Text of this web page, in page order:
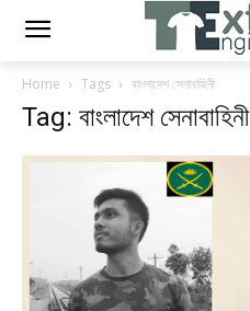
Home Tags বাংলাদেশ সেনাবাহিনী
Tag: বাংলাদেশ সেনাবাহিনী